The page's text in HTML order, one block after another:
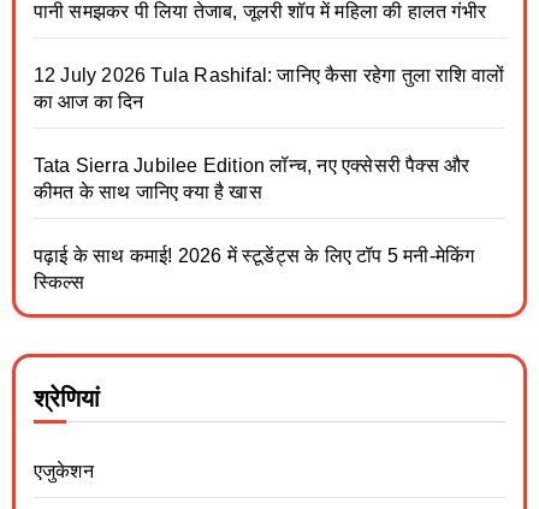
पानी समझकर पी लिया तेजाब, जूलरी शॉप में महिला की हालत गंभीर
12 July 2026 Tula Rashifal: जानिए कैसा रहेगा तुला राशि वालों
का आज का दिन
Tata Sierra Jubilee Edition लॉन्च, नए एक्सेसरी पैक्स और
कीमत के साथ जानिए क्या है खास
पढ़ाई के साथ कमाई! 2026 में स्टूडेंट्स के लिए टॉप 5 मनी-मेकिंग
स्किल्स
श्रेणियां
एजुकेशन